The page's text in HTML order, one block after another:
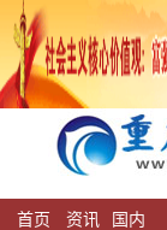
首页 资讯
国内